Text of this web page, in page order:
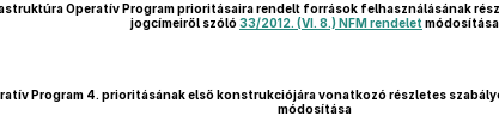
Operatív Program prioritásaira rendelt források felhasználásának
jogcímeiről szóló 33/2012. (VI. 8.) NFM rendelet módosítása
Program 4. prioritásának első konstrukciójára vonatkozó részletes
módosítása